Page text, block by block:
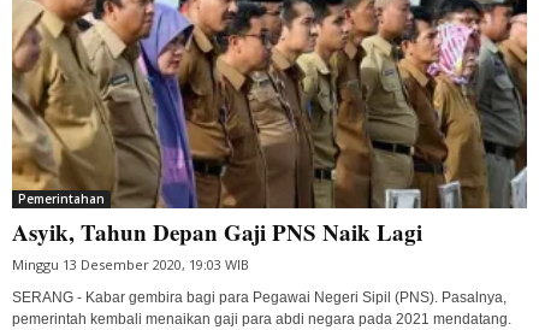
Pemerintahan
Asyik, Tahun Depan Gaji PNS Naik Lagi
Minggu 13 Desember 2020, 19:03 WIB
SERANG - Kabar gembira bagi para Pegawai Negeri Sipil (PNS). Pasalnya,
pemerintah kembali menaikan gaji para abdi negara pada 2021 mendatang.